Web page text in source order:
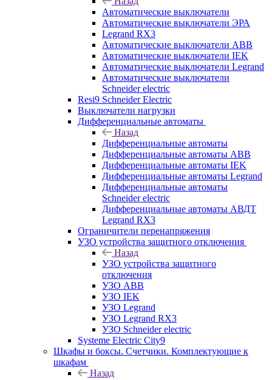
Автоматические выключатели
Автоматические выключатели ЭРА
Legrand RX3
Автоматические выключатели ABB
Автоматические выключатели IEK
Автоматические выключатели Legrand
Автоматические выключатели
Schneider electric
Resi9 Schneider Electric
Выключатели нагрузки
Дифференциальные автоматы
Назад
Дифференциальные автоматы
Дифференциальные автоматы ABB
Дифференциальные автоматы IEK
Дифференциальные автоматы Legrand
Дифференциальные автоматы
Schneider electric
Дифференциальные автоматы АВДТ
Legrand RX3
Ограничители перенапряжения
УЗО устройства защитного отключения
Назад
УЗО устройства защитного
отключения
УЗО ABB
УЗО IEK
УЗО Legrand
УЗО Legrand RX3
УЗО Schneider electric
Systeme Electric City9
Шкафы и боксы. Счетчики. Комплектующие к
шкафам
Назад